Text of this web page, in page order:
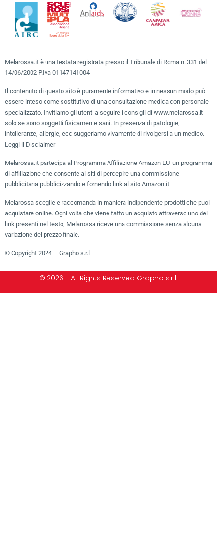
Melarossa.it è una testata registrata presso il Tribunale di Roma n. 331 del
14/06/2002 P.Iva 01147141004
Il contenuto di questo sito è puramente informativo e in nessun modo può
essere inteso come sostitutivo di una consultazione medica con personale
specializzato. Invitiamo gli utenti a seguire i consigli di www.melarossa.it
solo se sono soggetti fisicamente sani. In presenza di patologie,
intolleranze, allergie, ecc suggeriamo vivamente di rivolgersi a un medico.
Leggi il Disclaimer
Melarossa.it partecipa al Programma Affiliazione Amazon EU, un programma
di affiliazione che consente ai siti di percepire una commissione
pubblicitaria pubblicizzando e fornendo link al sito Amazon.it.
Melarossa sceglie e raccomanda in maniera indipendente prodotti che puoi
acquistare online. Ogni volta che viene fatto un acquisto attraverso uno dei
link presenti nel testo, Melarossa riceve una commissione senza alcuna
variazione del prezzo finale.
© Copyright 2024 – Grapho s.r.l
© 2026 - All Rights Reserved Grapho s.r.l.